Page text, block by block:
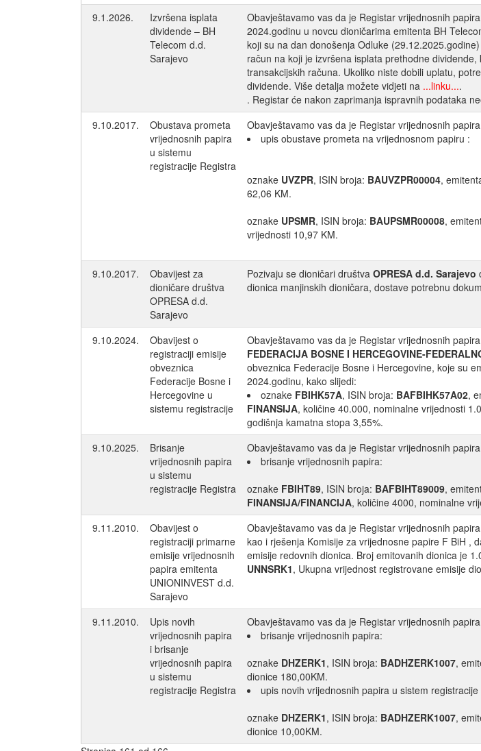
9.1.2026.
Izvršena isplata
dividende – BH
Telecom d.d.
Sarajevo
Obavještavamo vas da je Registar vrijednosnih
2024.godinu u novcu dioničarima emitenta BH
koji su na dan donošenja Odluke
račun na koji je izvršena isplata prethodne
transakcijskih računa. Ukoliko niste dobili uplatu,
dividende. Više detalja možete vidjeti na ...linku....
. Registar će nakon zaprimanja ispravnih podataka
9.10.2017.
Obustava prometa
vrijednosnih papira
u sistemu
registracije Registra
Obavještavamo vas da je Registar vrijednosnih
upis obustave prometa na vrijednosnom papiru :
oznake UVZPR, ISIN broja: BAUVZPR00004,
62,06 KM.
oznake UPSMR, ISIN broja: BAUPSMR00008,
vrijednosti 10,97 KM.
9.10.2017.
Obavijest za
dioničare društva
OPRESA d.d.
Sarajevo
Pozivaju se dioničari društva OPRESA d.d. Sarajevo
dionica manjinskih dioničara, dostave potrebnu
9.10.2024.
Obavijest o
registraciji emisije
obveznica
Federacije Bosne i
Hercegovine u
sistemu registracije
Obavještavamo vas da je Registar vrijednosnih
FEDERACIJA BOSNE I HERCEGOVINE-
obveznica Federacije Bosne i Hercegovine, koje su
2024.godinu, kako slijedi:
oznake FBIHK57A, ISIN broja: BAFBIHK57A02,
FINANSIJA, količine 40.000, nominalne vrijednosti
godišnja kamatna stopa 3,55%.
9.10.2025.
Brisanje
vrijednosnih papira
u sistemu
registracije Registra
Obavještavamo vas da je Registar vrijednosnih
brisanje vrijednosnih papira:
oznake FBIHT89, ISIN broja: BAFBIHT89009,
FINANSIJA/FINANCIJA, količine 4000, nominalne
9.11.2010.
Obavijest o
registraciji primarne
emisije vrijednosnih
papira emitenta
UNIONINVEST d.d.
Sarajevo
Obavještavamo vas da je Registar vrijednosnih
kao i rješenja Komisije za vrijednosne papire F BiH ,
emisije redovnih dionica. Broj emitovanih dionica je
UNNSRK1, Ukupna vrijednost registrovane emisije
9.11.2010.
Upis novih
vrijednosnih papira
i brisanje
vrijednosnih papira
u sistemu
registracije Registra
Obavještavamo vas da je Registar vrijednosnih
brisanje vrijednosnih papira:
oznake DHZERK1, ISIN broja: BADHZERK1007,
dionice 180,00KM.
upis novih vrijednosnih papira u sistem registracije
oznake DHZERK1, ISIN broja: BADHZERK1007,
dionice 10,00KM.